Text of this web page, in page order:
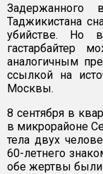
Задержанного
Таджикистана
убийстве. Но
гастарбайтер
аналогичным
ссылкой на
Москвы.
8 сентября в
в микрорайоне
тела двух
60-летнего
обе жертвы